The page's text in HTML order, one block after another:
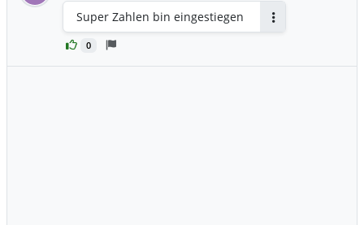
0
Super Zahlen bin eingestiegen